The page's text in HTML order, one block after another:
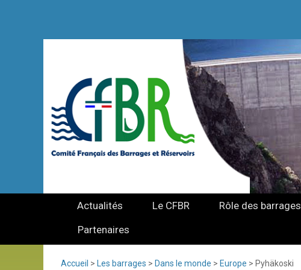
Actualités Le CFBR Rôle des barrages
Partenaires
Accueil > Les barrages > Dans le monde > Europe > Pyhäkoski